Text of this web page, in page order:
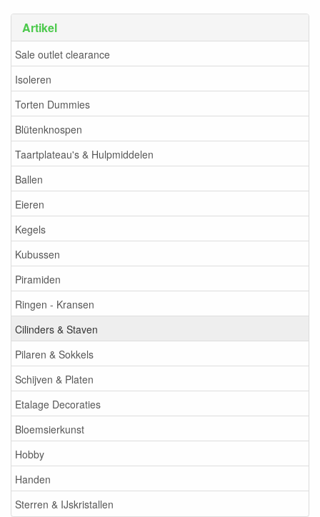
Artikel
Sale outlet clearance
Isoleren
Torten Dummies
Blütenknospen
Taartplateau's & Hulpmiddelen
Ballen
Eieren
Kegels
Kubussen
Piramiden
Ringen - Kransen
Cilinders & Staven
Pilaren & Sokkels
Schijven & Platen
Etalage Decoraties
Bloemsierkunst
Hobby
Handen
Sterren & IJskristallen